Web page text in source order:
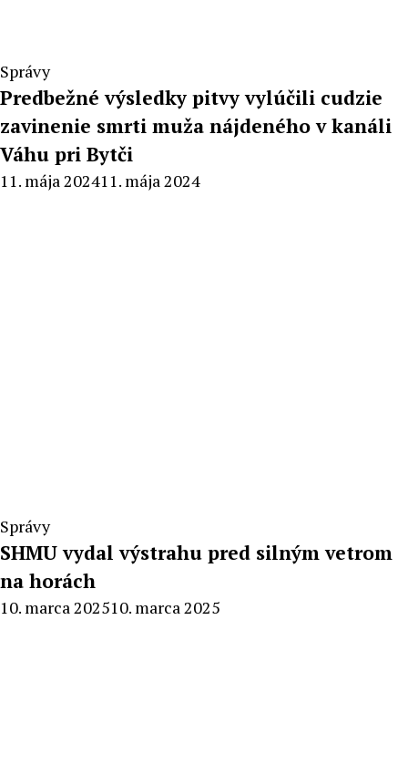
Správy
Predbežné výsledky pitvy vylúčili cudzie
zavinenie smrti muža nájdeného v kanáli
Váhu pri Bytči
By
11. mája 202411. mája 2024
Správy
SHMU vydal výstrahu pred silným vetrom
na horách
By
10. marca 202510. marca 2025